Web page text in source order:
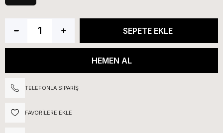
TELEFONLA SIPARIŞ
FAVORILERE EKLE